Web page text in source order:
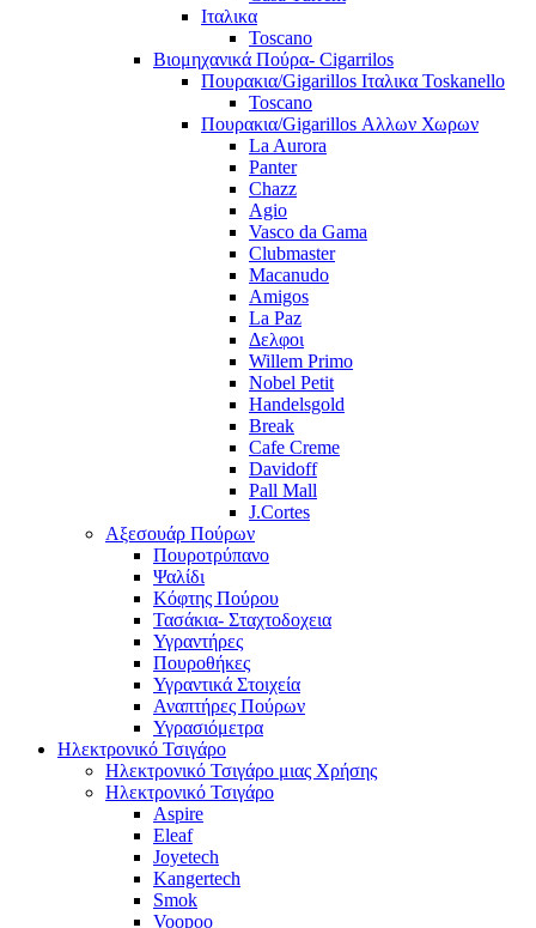
Ιταλικα
Toscano
Βιομηχανικά Πούρα- Cigarrilos
Πουρακια/Gigarillos Ιταλικα Toskanello
Toscano
Πουρακια/Gigarillos Αλλων Χωρων
La Aurora
Panter
Chazz
Agio
Vasco da Gama
Clubmaster
Macanudo
Amigos
La Paz
Δελφοι
Willem Primo
Nobel Petit
Handelsgold
Break
Cafe Creme
Davidoff
Pall Mall
J.Cortes
Αξεσουάρ Πούρων
Πουροτρύπανο
Ψαλίδι
Κόφτης Πούρου
Τασάκια- Σταχτοδοχεια
Υγραντήρες
Πουροθήκες
Υγραντικά Στοιχεία
Αναπτήρες Πούρων
Υγρασιόμετρα
Ηλεκτρονικό Τσιγάρο
Ηλεκτρονικό Τσιγάρο μιας Χρήσης
Ηλεκτρονικό Τσιγάρο
Aspire
Eleaf
Joyetech
Kangertech
Smok
Voopoo